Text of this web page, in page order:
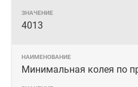
4013
Минимальная колея по